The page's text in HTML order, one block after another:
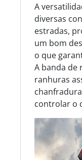
A
diversas
estradas,
um bom
o que
A banda de
ranhuras
controlar o